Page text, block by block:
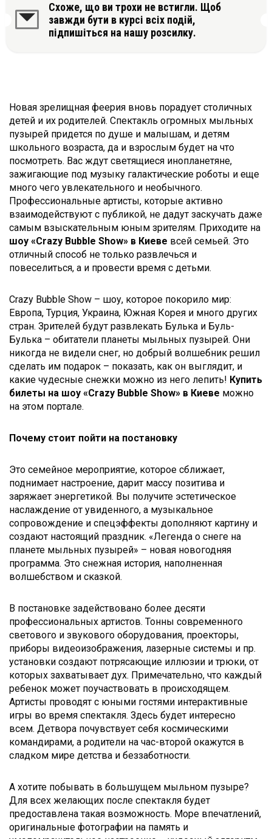
Схоже, що ви трохи не встигли. Щоб
завжди бути в курсі всіх подій,
підпишіться на нашу розсилку.
Новая зрелищная феерия вновь порадует столичных
детей и их родителей. Спектакль огромных мыльных
пузырей придется по душе и малышам, и детям
школьного возраста, да и взрослым будет на что
посмотреть. Вас ждут светящиеся инопланетяне,
зажигающие под музыку галактические роботы и еще
много чего увлекательного и необычного.
Профессиональные артисты, которые активно
взаимодействуют с публикой, не дадут заскучать даже
самым взыскательным юным зрителям. Приходите на
шоу «Crazy Bubble Show» в Киеве всей семьей. Это
отличный способ не только развлечься и
повеселиться, а и провести время с детьми.
Crazy Bubble Show – шоу, которое покорило мир:
Европа, Турция, Украина, Южная Корея и много других
стран. Зрителей будут развлекать Булька и Буль-
Булька – обитатели планеты мыльных пузырей. Они
никогда не видели снег, но добрый волшебник решил
сделать им подарок – показать, как он выглядит, и
какие чудесные снежки можно из него лепить! Купить
билеты на шоу «Crazy Bubble Show» в Киеве можно
на этом портале.
Почему стоит пойти на постановку
Это семейное мероприятие, которое сближает,
поднимает настроение, дарит массу позитива и
заряжает энергетикой. Вы получите эстетическое
наслаждение от увиденного, а музыкальное
сопровождение и спецэффекты дополняют картину и
создают настоящий праздник. «Легенда о снеге на
планете мыльных пузырей» – новая новогодняя
программа. Это снежная история, наполненная
волшебством и сказкой.
В постановке задействовано более десяти
профессиональных артистов. Тонны современного
светового и звукового оборудования, проекторы,
приборы видеоизображения, лазерные системы и пр.
установки создают потрясающие иллюзии и трюки, от
которых захватывает дух. Примечательно, что каждый
ребенок может поучаствовать в происходящем.
Артисты проводят с юными гостями интерактивные
игры во время спектакля. Здесь будет интересно
всем. Детвора почувствует себя космическими
командирами, а родители на час-второй окажутся в
сладком мире детства и беззаботности.
А хотите побывать в большущем мыльном пузыре?
Для всех желающих после спектакля будет
предоставлена такая возможность. Море впечатлений,
оригинальные фотографии на память и